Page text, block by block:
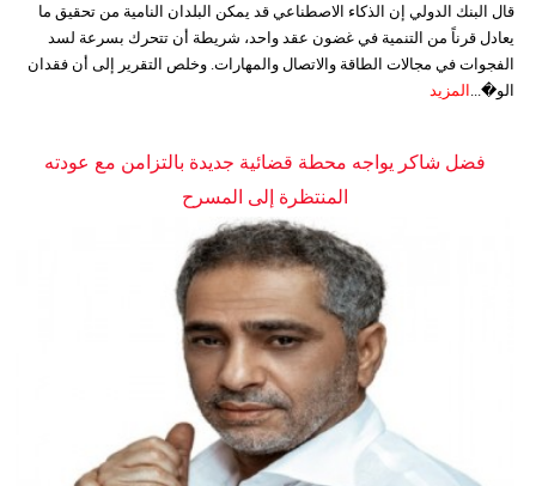
قال البنك الدولي إن الذكاء الاصطناعي قد يمكن البلدان النامية من تحقيق ما
يعادل قرناً من التنمية في غضون عقد واحد، شريطة أن تتحرك بسرعة لسد
الفجوات في مجالات الطاقة والاتصال والمهارات. وخلص التقرير إلى أن فقدان
الو�... المزيد
فضل شاكر يواجه محطة قضائية جديدة بالتزامن مع عودته
المنتظرة إلى المسرح